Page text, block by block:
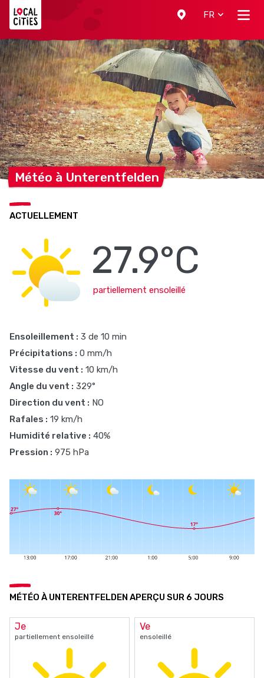
FR
Météo à Unterentfelden
ACTUELLEMENT
27.9°C
partiellement ensoleillé
Ensoleillement : 3 de 10 min
Précipitations : 0 mm/h
Vitesse du vent : 10 km/h
Angle du vent : 329°
Direction du vent : NO
Rafales : 19 km/h
Humidité relative : 40%
Pression : 975 hPa
MÉTÉO À UNTERENTFELDEN APERÇU SUR 6 JOURS
Je
partiellement ensoleillé
Ve
ensoleillé